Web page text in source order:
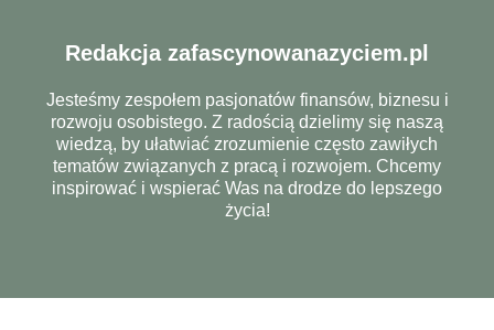
Redakcja zafascynowanazyciem.pl
Jesteśmy zespołem pasjonatów finansów, biznesu i
rozwoju osobistego. Z radością dzielimy się naszą
wiedzą, by ułatwiać zrozumienie często zawiłych
tematów związanych z pracą i rozwojem. Chcemy
inspirować i wspierać Was na drodze do lepszego
życia!